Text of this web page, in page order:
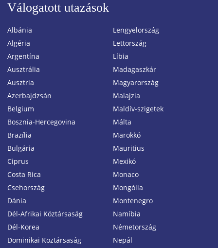
Válogatott utazások
Albánia
Algéria
Argentína
Ausztrália
Ausztria
Azerbajdzsán
Belgium
Bosznia-Hercegovina
Brazília
Bulgária
Ciprus
Costa Rica
Csehország
Dánia
Dél-Afrikai Köztársaság
Dél-Korea
Dominikai Köztársaság
Lengyelország
Lettország
Líbia
Madagaszkár
Magyarország
Malajzia
Maldív-szigetek
Málta
Marokkó
Mauritius
Mexikó
Monaco
Mongólia
Montenegro
Namíbia
Németország
Nepál